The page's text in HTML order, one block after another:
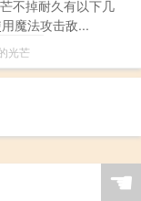
不掉耐久有以下几
魔法攻击敌...
光芒
☚